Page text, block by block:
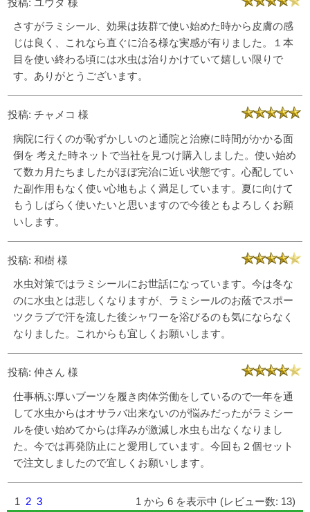
さすがラミシール、効果は抜群で使い始めた時から皮膚の感
じは良く、これなら直ぐに治る様な実感が有りました。１本
目を使い終わる頃には水虫は治りかけていて嬉しい限りで
す。ありがとうございます。
投稿: チャメコ 様
病院に行くのが恥ずかしいのと通院と治療に時間がかかる面
倒を 考えた時ネットで当社を見つけ購入しました。使い始め
て数カ月たちましたがほぼ完治に近い状態です。心配してい
た副作用もなく使い心地もよく満足しています。夏に向けて
もうしばらく使いたいと思いますので今後ともよろしくお願
いします。
投稿: 和樹 様
水虫対策ではラミシールにお世話になっています。今は冬な
のに水虫とは悲しくなりますが、ラミシールのお蔭でスポー
ツクラブで汗を流した後シャワーを浴びるのも気にならなく
なりました。これからも宜しくお願いします。
投稿: 仲さん 様
仕事柄ぶ厚いブーツを履き肉体労働をしているので一年を通
して水虫からはオサラバ出来ないのが悩みだったがラミシー
ルを使い始めてからは痒みが激減し水虫も出なくなりまし
た。今では再発防止にと愛用しています。今回も２個セット
で注文しましたので宜しくお願いします。
1 2 3 1 から 6 を表示中 (レビュー数: 13)